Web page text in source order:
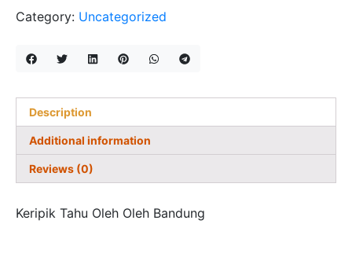
Category: Uncategorized
Description
Additional information
Reviews (0)
Keripik Tahu Oleh Oleh Bandung